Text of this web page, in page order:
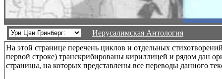
Иерусалимская Антология
На этой странице перечень циклов и отдельных
первой строке) транскрибированы кириллицей и рядом дан
страницы, на которых представлены все переводы данного